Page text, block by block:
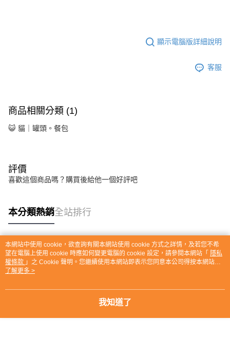
顯示電腦版詳細說明
客服
商品相關分類 (1)
😺 貓｜罐頭。餐包
評價
喜歡這個商品嗎？購買後給他一個好評吧
本分類熱銷全站排行
熱門標籤
本網站中使用 cookie，欲查詢有關本網站使用 cookie 方式之詳情，及若您不希
望在電腦上使用 cookie 時應如何變更電腦的 cookie 設定，請參閱本網站「 隱私
權條款 」之 Cookie 聲明。您繼續使用本網站即表示您同意本公司得按本網站使
用條款之 Cookie 聲明使用 cookie。
了解更多 >
我知道了